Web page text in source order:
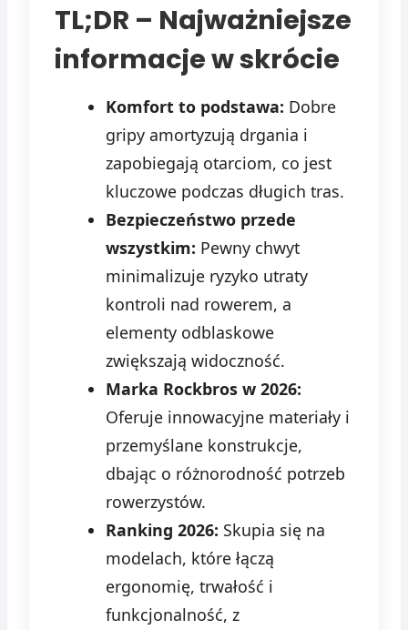
TL;DR – Najważniejsze
informacje w skrócie
Komfort to podstawa: Dobre
gripy amortyzują drgania i
zapobiegają otarciom, co jest
kluczowe podczas długich tras.
Bezpieczeństwo przede
wszystkim: Pewny chwyt
minimalizuje ryzyko utraty
kontroli nad rowerem, a
elementy odblaskowe
zwiększają widoczność.
Marka Rockbros w 2026:
Oferuje innowacyjne materiały i
przemyślane konstrukcje,
dbając o różnorodność potrzeb
rowerzystów.
Ranking 2026: Skupia się na
modelach, które łączą
ergonomię, trwałość i
funkcjonalność, z